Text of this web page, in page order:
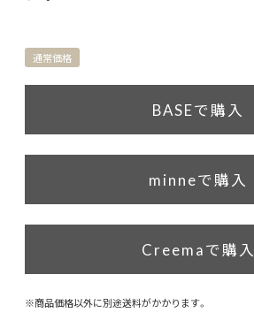
通常価格
BASEで購入
minneで購入
Creemaで購入
※商品価格以外に別途送料がかかります。